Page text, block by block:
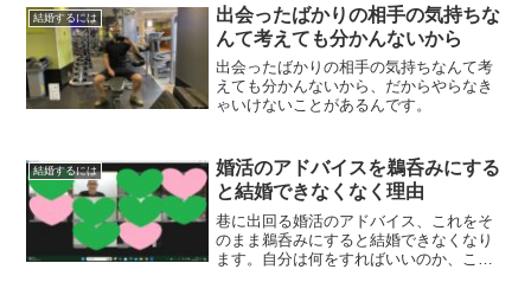
結婚するには
出会ったばかりの相手の気持ちな
んて考えても分かんないから
出会ったばかりの相手の気持ちなんて考
えても分かんないから、だからやらなき
ゃいけないことがあるんです。
結婚するには
婚活のアドバイスを鵜呑みにする
と結婚できなくなく理由
巷に出回る婚活のアドバイス、これをそ
のまま鵜呑みにすると結婚できなくなり
ます。自分は何をすればいいのか、ここ